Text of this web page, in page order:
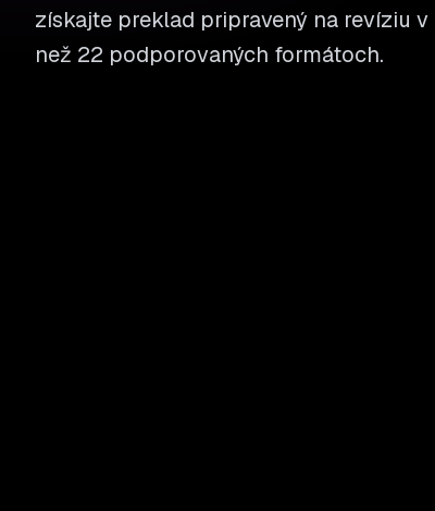
získajte preklad pripravený na revíziu
než 22 podporovaných formátoch.